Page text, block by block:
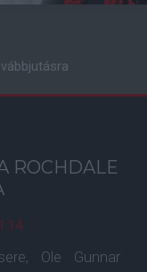
ROCHDALE
Ole Gunnar